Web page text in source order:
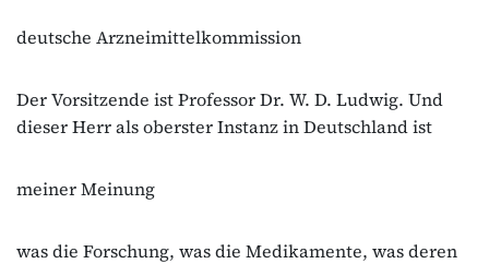
deutsche Arzneimittelkommission
Der Vorsitzende ist Professor Dr. W. D. Ludwig. Und
dieser Herr als oberster Instanz in Deutschland ist
meiner Meinung
was die Forschung, was die Medikamente, was deren